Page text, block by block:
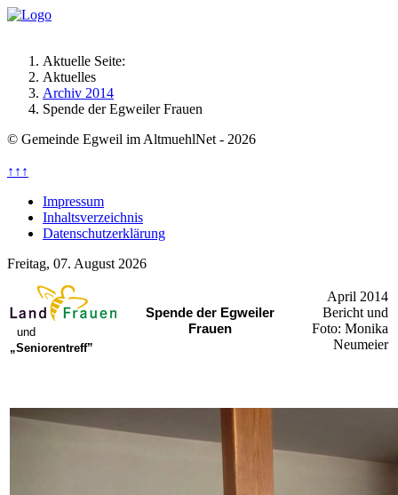
Aktuelle Seite:
Aktuelles
Archiv 2014
Spende der Egweiler Frauen
© Gemeinde Egweil im AltmuehlNet - 2026
↑↑↑
Impressum
Inhaltsverzeichnis
Datenschutzerklärung
Freitag, 07. August 2026
und
„Seniorentreff”
Spende der Egweiler
Frauen
April 2014
Bericht und
Foto: Monika
Neumeier